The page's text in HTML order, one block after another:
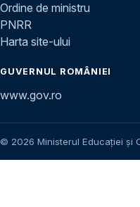
Ordine de ministru
PNRR
Harta site-ului
GUVERNUL ROMÂNIEI
www.gov.ro
© 2026 Ministerul Educației și